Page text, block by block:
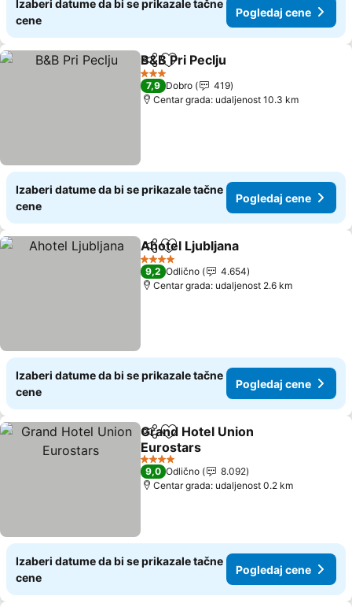
Izaberi datume da bi se prikazale tačne
cene
Pogledaj cene
Deli Dodati u favorite
B&B Pri Peclju
3 Zvezdice
7,9 Dobro
419
Centar grada: udaljenost 10.3 km
Izaberi datume da bi se prikazale tačne
cene
Pogledaj cene
Deli Dodati u favorite
Ahotel Ljubljana
4 Zvezdice
9,2 Odlično
4.654
Centar grada: udaljenost 2.6 km
Izaberi datume da bi se prikazale tačne
cene
Pogledaj cene
Deli Dodati u favorite
Grand Hotel Union
Eurostars
Pogledaj cene
4 Zvezdice
9,0 Odlično
8.092
Centar grada: udaljenost 0.2 km
Izaberi datume da bi se prikazale tačne
cene
Pogledaj cene